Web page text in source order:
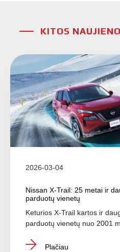
KITOS
2026-03-04
Nissan X-Trail: 25 metai ir
parduotų vienetų
Keturios X-Trail kartos ir
parduotų vienetų nuo 2001
Plačiau